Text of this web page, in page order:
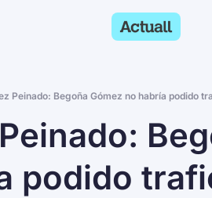
Peinado: Begoña Gómez no habría podido
podido